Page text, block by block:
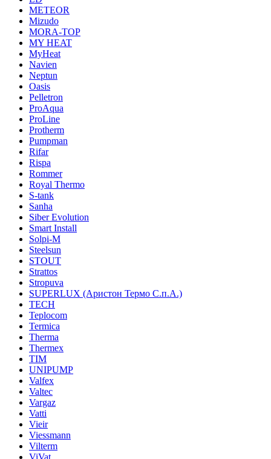
METEOR
Mizudo
MORA-TOP
MY HEAT
MyHeat
Navien
Neptun
Oasis
Pelletron
ProAqua
ProLine
Protherm
Pumpman
Rifar
Rispa
Rommer
Royal Thermo
S-tank
Sanha
Siber Evolution
Smart Install
Solpi-M
Steelsun
STOUT
Strattos
Stropuva
SUPERLUX (Аристон Термо С.п.А.)
TECH
Teplocom
Termica
Therma
Thermex
TIM
UNIPUMP
Valfex
Valtec
Vargaz
Vatti
Vieir
Viessmann
Vilterm
ViVat